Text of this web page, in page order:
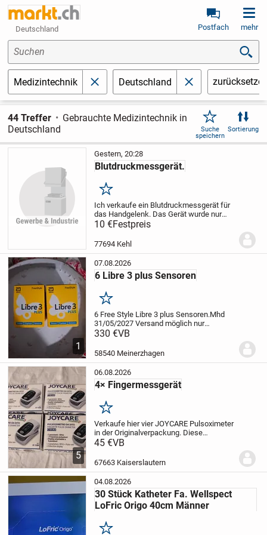
Deutschland Postfach mehr
Suchen
Medizintechnik schließenDeutschland schließen
44 Treffer
Gebrauchte Medizintechnik in
Deutschland
Suche
speichern
Sortierung
Gestern, 20:28
Blutdruckmessgerät.
Merken
Ich verkaufe ein Blutdruckmessgerät für
das Handgelenk. Das Gerät wurde nur
wenige Male benutzt und befindet sich in
einem sehr guten Zustand. Das Gerät
funktioniert einwandfrei und weist nur
10 €Festpreis
77694 Kehl
1
07.08.2026
6 Libre 3 plus Sensoren
Merken
6 Free Style Libre 3 plus Sensoren.Mhd
31/05/2027 Versand möglich nur
Versichert via DHL
330 €VB
58540 Meinerzhagen
5
06.08.2026
4× Fingermessgerät
Merken
Verkaufe hier vier JOYCARE Pulsoximeter
in der Originalverpackung. Diese
Fingerpulsoximeter sind perfekt zur
des Pulses:• Einfache Bedienung durch
45 €VB
67663 Kaiserslautern
04.08.2026
30 Stück Katheter Fa. Wellspect
LoFric Origo 40cm Männer